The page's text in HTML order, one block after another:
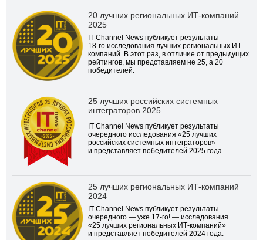
20 лучших региональных ИТ-компаний
2025
IT Channel News публикует результаты
18-го исследования лучших региональных ИТ-
компаний. В этот раз, в отличие от предыдущих
рейтингов, мы представляем не 25, а 20
победителей.
25 лучших российских системных
интеграторов 2025
IT Channel News публикует результаты
очередного исследования «25 лучших
российских системных интеграторов»
и представляет победителей 2025 года.
25 лучших региональных ИТ-компаний
2024
IT Channel News публикует результаты
очередного — уже 17-го! — исследования
«25 лучших региональных ИТ-компаний»
и представляет победителей 2024 года.